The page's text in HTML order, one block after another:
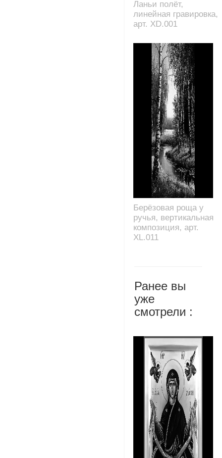
Ланьи полёт,
линейная гравировка,
арт. XD.001
Берёзовая роща у
ручья, вертикальная
композиция, арт.
XL.011
Ранее вы
уже
смотрели :